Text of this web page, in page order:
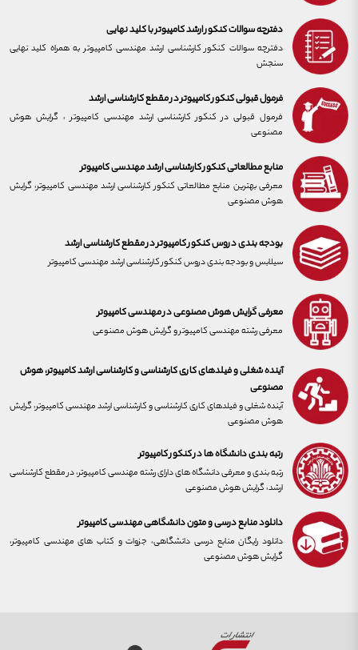
دفترچه سوالات کنکور ارشد کامپیوتر با کلید نهایی
دفترچه سوالات کنکور کارشناسی ارشد مهندسی کامپیوتر به همراه کلید نهایی
سنجش
فرمول قبولی کنکور کامپیوتر در مقطع کارشناسی ارشد
فرمول قبولی در کنکور کارشناسی ارشد مهندسی کامپیوتر ، گرایش هوش
مصنوعی
منابع مطالعاتی کنکور کارشناسی ارشد مهندسی کامپیوتر
معرفی بهترین منابع مطالعاتی کنکور کارشناسی ارشد مهندسی کامپیوتر، گرایش
هوش مصنوعی
بودجه بندی دروس کنکور کامپیوتر در مقطع کارشناسی ارشد
سیلابس و بودجه بندی دروس کنکور کارشناسی ارشد مهندسی کامپیوتر
معرفی گرایش هوش مصنوعی در مهندسی کامپیوتر
معرفی رشته مهندسی کامپیوتر و گرایش هوش مصنوعی
آینده شغلی و فیلدهای کاری کارشناسی و کارشناسی ارشد کامپیوتر، هوش
مصنوعی
آینده شغلی و فیلدهای کاری کارشناسی و کارشناسی ارشد مهندسی کامپیوتر، گرایش
هوش مصنوعی
رتبه بندی دانشگاه ها در کنکور کامپیوتر
رتبه بندی و معرفی دانشگاه های دارای رشته مهندسی کامپیوتر، در مقطع کارشناسی
ارشد، گرایش هوش مصنوعی
دانلود منابع درسی و متون دانشگاهی مهندسی کامپیوتر
دانلود رایگان منابع درسی دانشگاهی، جزوات و کتاب های مهندسی کامپیوتر،
گرایش هوش مصنوعی